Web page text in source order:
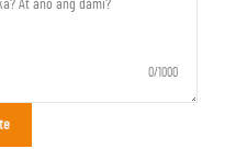
0/1000